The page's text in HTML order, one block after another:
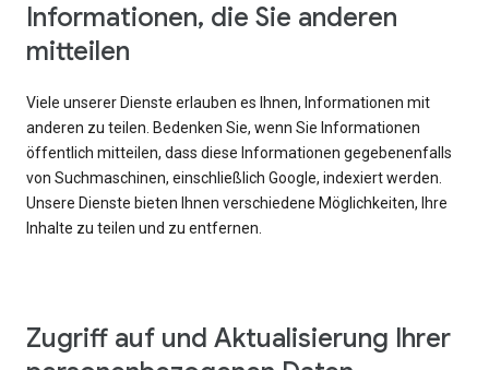
Informationen, die Sie anderen
mitteilen
Viele unserer Dienste erlauben es Ihnen, Informationen mit
anderen zu teilen. Bedenken Sie, wenn Sie Informationen
öffentlich mitteilen, dass diese Informationen gegebenenfalls
von Suchmaschinen, einschließlich Google, indexiert werden.
Unsere Dienste bieten Ihnen verschiedene Möglichkeiten, Ihre
Inhalte zu teilen und zu entfernen.
Zugriff auf und Aktualisierung Ihrer